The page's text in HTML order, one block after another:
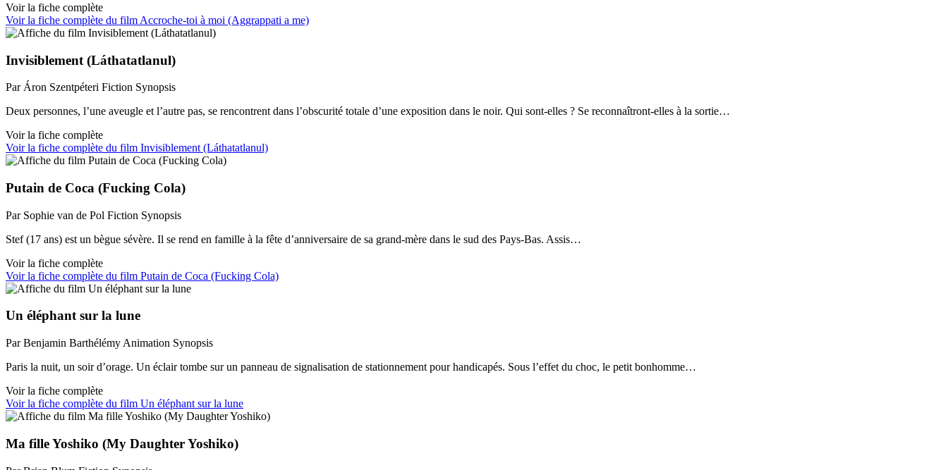
Voir la fiche complète
Voir la fiche complète du film Accroche-toi à moi (Aggrappati a me)
Invisiblement (Láthatatlanul)
Par Áron Szentpéteri Fiction Synopsis
Deux personnes, l’une aveugle et l’autre pas, se rencontrent dans l’obscurité totale d’une exposition dans le noir. Qui sont-elles ? Se reconnaîtront-elles à la sortie…
Voir la fiche complète
Voir la fiche complète du film Invisiblement (Láthatatlanul)
Putain de Coca (Fucking Cola)
Par Sophie van de Pol Fiction Synopsis
Stef (17 ans) est un bègue sévère. Il se rend en famille à la fête d’anniversaire de sa grand-mère dans le sud des Pays-Bas. Assis…
Voir la fiche complète
Voir la fiche complète du film Putain de Coca (Fucking Cola)
Un éléphant sur la lune
Par Benjamin Barthélémy Animation Synopsis
Paris la nuit, un soir d’orage. Un éclair tombe sur un panneau de signalisation de stationnement pour handicapés. Sous l’effet du choc, le petit bonhomme…
Voir la fiche complète
Voir la fiche complète du film Un éléphant sur la lune
Ma fille Yoshiko (My Daughter Yoshiko)